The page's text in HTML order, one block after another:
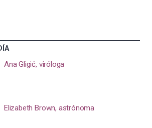
Ana Gligić, viróloga
Elizabeth Brown, astrónoma